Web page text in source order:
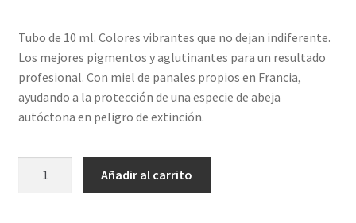
Tubo de 10 ml. Colores vibrantes que no dejan indiferente.
Los mejores pigmentos y aglutinantes para un resultado
profesional. Con miel de panales propios en Francia,
ayudando a la protección de una especie de abeja
autóctona en peligro de extinción.
Añadir al carrito